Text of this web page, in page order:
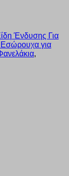
Ένδυσης Για
Εσώρουχα για
,